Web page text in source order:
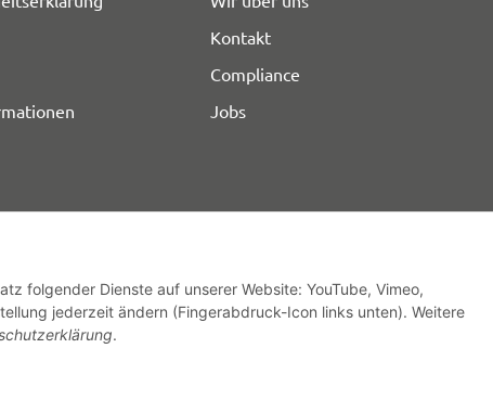
folgender Dienste auf unserer Website: YouTube, Vimeo,
jederzeit ändern (Fingerabdruck-Icon links unten). Weitere
.
Kontakt
Compliance
Jobs